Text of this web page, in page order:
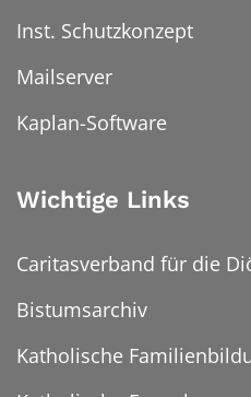
Inst. Schutzkonzept
Mailserver
Kaplan-Software
Wichtige Links
Caritasverband für die
Bistumsarchiv
Katholische